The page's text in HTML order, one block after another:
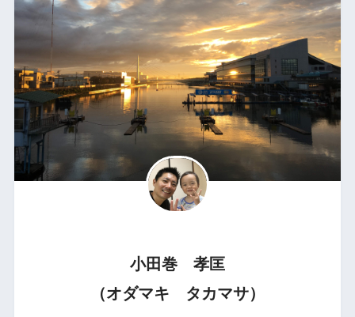
小田巻 孝匡
（オダマキ タカマサ）